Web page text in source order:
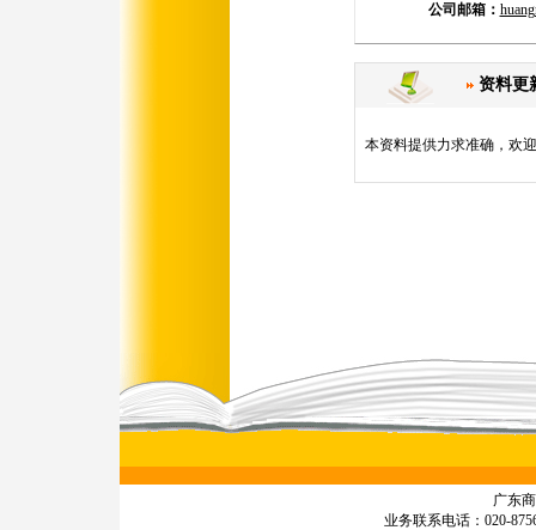
公司邮箱：
资料更
本资料提供力求准确，欢
广东
业务联系电话：020-